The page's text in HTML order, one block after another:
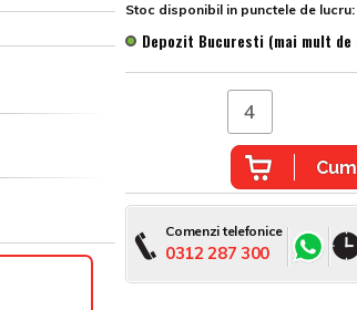
Stoc disponibil in punctele de lucru:
Depozit Bucuresti (mai mult de
Comenzi telefonice
0312 287 300